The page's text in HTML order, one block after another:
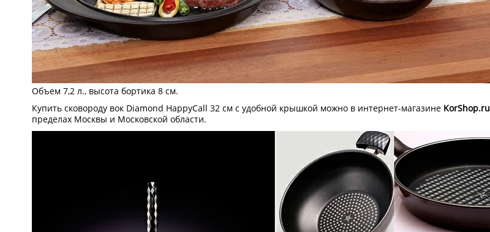
Объем 7,2 л., высота бортика 8 см.
Купить сковороду вок Diamond HappyCall 32 см с удобной крышкой можно в интернет-магазине KorShop.ru
пределах Москвы и Московской области.